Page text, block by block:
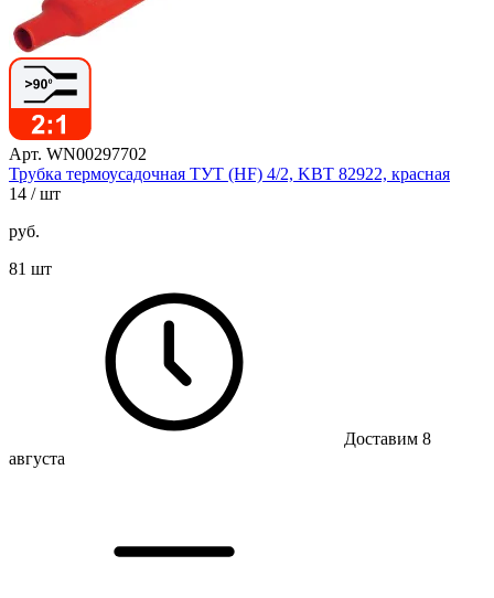
Арт. WN00297702
Трубка термоусадочная ТУТ (HF) 4/2, KBT 82922, красная
14 / шт
руб.
81 шт
Доставим 8
августа